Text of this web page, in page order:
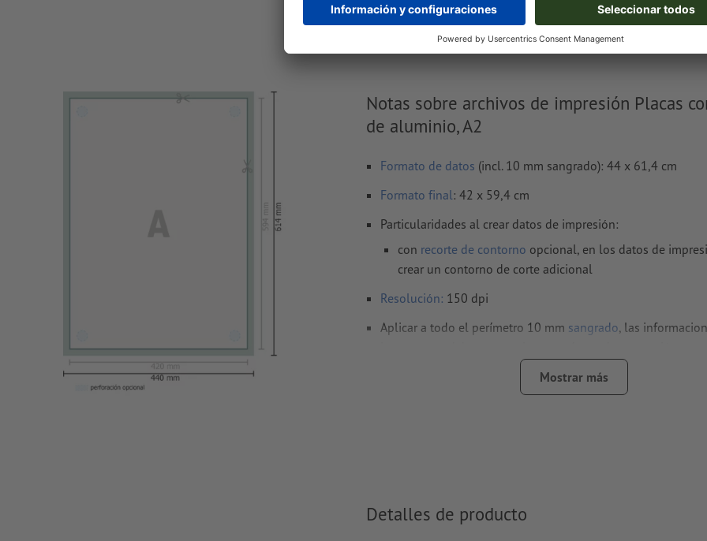
Peso: aprox.948,02 g
Notas sobre archivos de impresión Placas
de aluminio, A2
Formato de datos (incl. 10 mm sangrado): 44 x 61,4 cm
Formato final: 42 x 59,4 cm
Particularidades al crear datos de impresión:
con recorte de contorno opcional, en los datos de
crear un contorno de corte adicional
Resolución: 150 dpi
Aplicar a todo el perímetro 10 mm sangrado, las
han de estar completamente incrustadas o
Mostrar más
Detalles de producto